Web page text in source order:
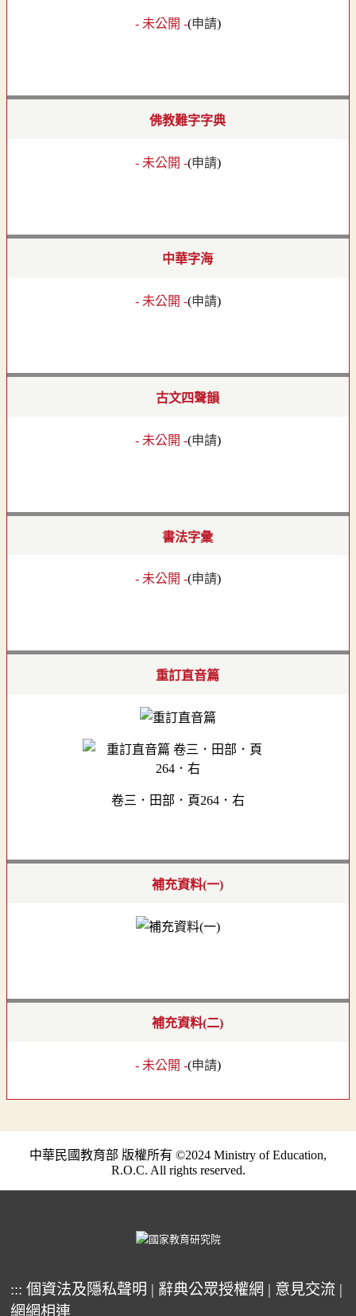
- 未公開 -(申請)
佛教難字字典
- 未公開 -(申請)
中華字海
- 未公開 -(申請)
古文四聲韻
- 未公開 -(申請)
書法字彙
- 未公開 -(申請)
重訂直音篇
卷三．田部．頁264．右
補充資料(一)
補充資料(二)
- 未公開 -(申請)
中華民國教育部 版權所有 ©2024 Ministry of Education,
R.O.C. All rights reserved.
::: 個資法及隱私聲明 | 辭典公眾授權網 | 意見交流 |
網網相連